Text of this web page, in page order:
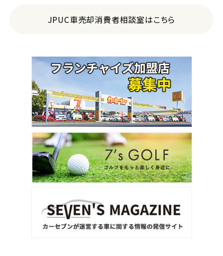
JPUC車売却消費者相談室はこちら